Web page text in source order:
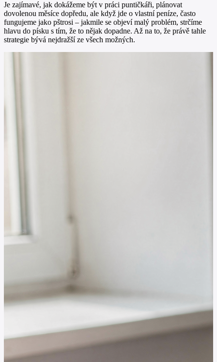
Je zajímavé, jak dokážeme být v práci puntičkáři, plánovat
dovolenou měsíce dopředu, ale když jde o vlastní peníze, často
fungujeme jako pštrosi – jakmile se objeví malý problém, strčíme
hlavu do písku s tím, že to nějak dopadne. Až na to, že právě tahle
strategie bývá nejdražší ze všech možných.